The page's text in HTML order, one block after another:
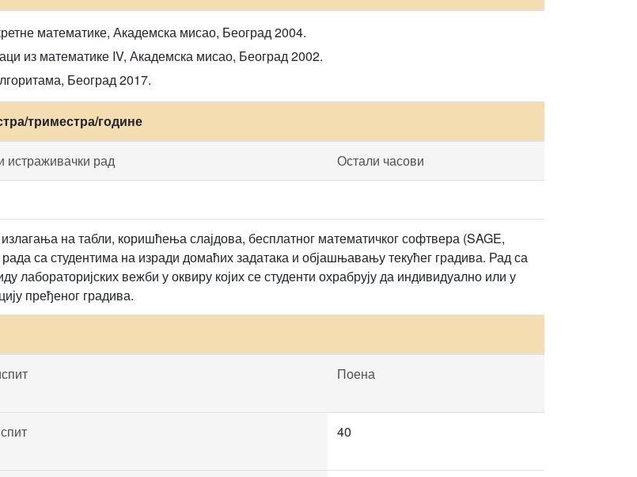
математике, Академска мисао, Београд 2004.
из математике IV, Академска мисао, Београд 2002.
Београд 2017.
триместра/године
истраживачки рад Остали часови
на табли, коришћења слајдова, бесплатног математичког софтвера (SAGE,
са студентима на изради домаћих задатака и објашњавању текућег градива. Рад са
лабораторијских вежби у оквиру којих се студенти охрабрују да индивидуално или у
пређеног градива.
Поена
40